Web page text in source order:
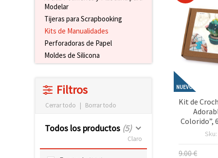
Modelar
Tijeras para Scrapbooking
Kits de Manualidades
Perforadoras de Papel
Moldes de Silicona
Filtros
Cerrar todo | Borrar todo
Todos los productos (5)
Claro
NUEVO
Kit de
Colorido”,
GZ2112
Sku:
9.00 €